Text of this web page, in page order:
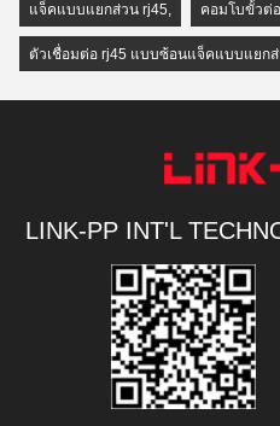
แจ็คแบบแยกส่วน rj45, คอมโบขั้วต่
ตัวเชื่อมต่อ rj45 แบบซ้อนแจ็คแบบแยกส่
LINK-PP INT'L